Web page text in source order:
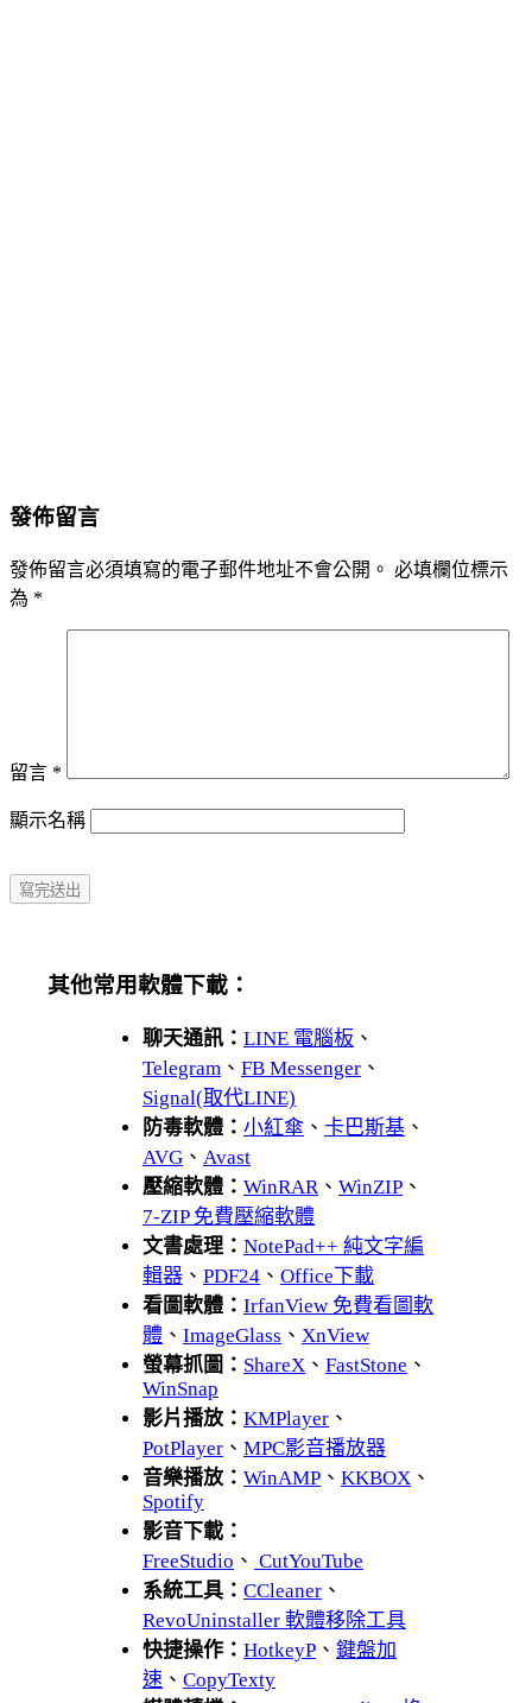
發佈留言
發佈留言必須填寫的電子郵件地址不會公開。 必填欄位標示
為 *
留言 *
顯示名稱
其他常用軟體下載：
聊天通訊： LINE 電腦板 、
Telegram 、 FB Messenger 、
Signal(取代LINE)
防毒軟體： 小紅傘 、 卡巴斯基 、
AVG 、 Avast
壓縮軟體： WinRAR、 WinZIP 、
7-ZIP 免費壓縮軟體
文書處理： NotePad++ 純文字編
輯器 、 PDF24 、 Office下載
看圖軟體： IrfanView 免費看圖軟
體 、 ImageGlass 、 XnView
螢幕抓圖： ShareX 、 FastStone 、
WinSnap
影片播放： KMPlayer 、
PotPlayer 、 MPC影音播放器
音樂播放： WinAMP 、 KKBOX 、
Spotify
影音下載：
FreeStudio 、 CutYouTube
系統工具： CCleaner 、
RevoUninstaller 軟體移除工具
快捷操作： HotkeyP 、 鍵盤加
速 、 CopyTexty